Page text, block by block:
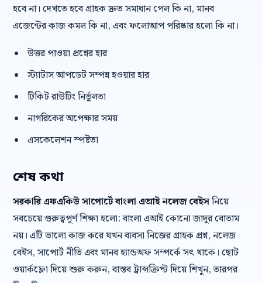
হবে না। দেখতে হবে গ্রাহক দ্রুত সমাধান পেল কি না, মানব
এজেন্টের কাজ কমল কি না, এবং ফলোআপ পরিষ্কার হলো কি না।
উত্তর পাওয়া প্রশ্নের হার
স্ট্যাটাস আপডেট সম্পন্ন হওয়ার হার
টিকিট রাউটিং নির্ভুলতা
নাগরিকের অপেক্ষার সময়
এসকেলেশন স্পষ্টতা
শেষ কথা
সরকারি এফএকিউ সাপোর্টে বাংলা এআই নলেজ বেইসনিয়ে
সবচেয়ে গুরুত্বপূর্ণ শিক্ষা হলো: বাংলা এআই কোনো জাদুর বোতাম
নয়। এটি ভালো কাজ করে যখন ব্যবসা নিজের গ্রাহক প্রশ্ন, নলেজ
বেইস, সাপোর্ট নীতি এবং মানব হ্যান্ডঅফ সম্পর্কে সৎ থাকে। ছোট
ওয়ার্কফ্লো দিয়ে শুরু করুন, বাস্তব ট্রান্সক্রিপ্ট দিয়ে শিখুন, তারপর